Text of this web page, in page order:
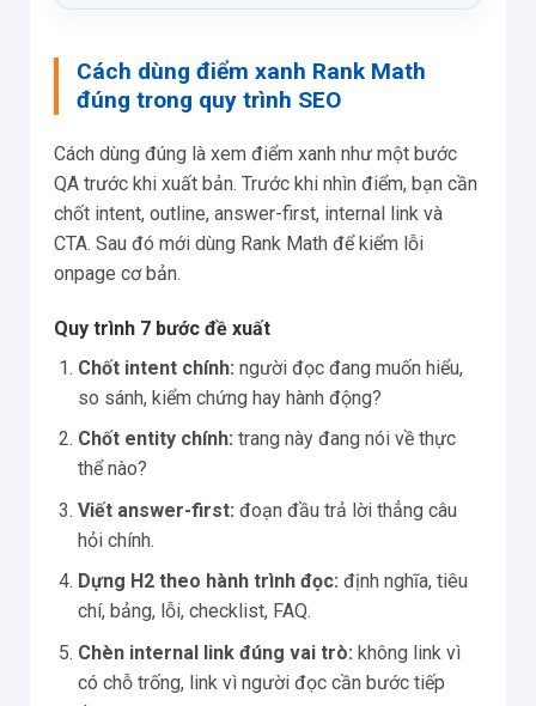
Cách dùng điểm xanh Rank Math
đúng trong quy trình SEO
Cách dùng đúng là xem điểm xanh như một bước
QA trước khi xuất bản. Trước khi nhìn điểm, bạn cần
chốt intent, outline, answer-first, internal link và
CTA. Sau đó mới dùng Rank Math để kiểm lỗi
onpage cơ bản.
Quy trình 7 bước đề xuất
Chốt intent chính: người đọc đang muốn hiểu,
so sánh, kiểm chứng hay hành động?
Chốt entity chính: trang này đang nói về thực
thể nào?
Viết answer-first: đoạn đầu trả lời thẳng câu
hỏi chính.
Dựng H2 theo hành trình đọc: định nghĩa, tiêu
chí, bảng, lỗi, checklist, FAQ.
Chèn internal link đúng vai trò: không link vì
có chỗ trống, link vì người đọc cần bước tiếp